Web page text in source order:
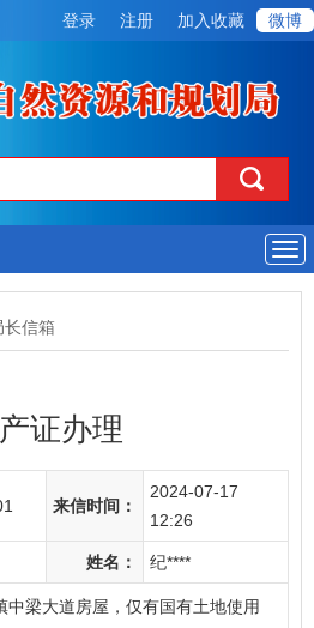
登录 注册 加入收藏 微博
导
航
长信箱
证办理
来信时间：
2024-07-17
12:26
姓名： 纪****
中梁大道房屋，仅有国有土地使用